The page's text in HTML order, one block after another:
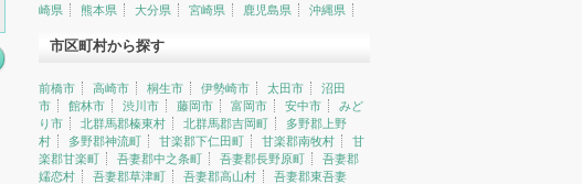
崎県
熊本県 大分県 宮崎県 鹿児島県 沖縄県
市区町村から探す
前橋市 高崎市 桐生市 伊勢崎市 太田市
沼田
市
館林市 渋川市 藤岡市 富岡市 安中市
みど
り市
北群馬郡榛東村 北群馬郡吉岡町
多野郡上野
村
多野郡神流町 甘楽郡下仁田町 甘楽郡南牧村
甘
楽郡甘楽町
吾妻郡中之条町 吾妻郡長野原町
吾妻郡
嬬恋村
吾妻郡草津町 吾妻郡高山村
吾妻郡東吾妻